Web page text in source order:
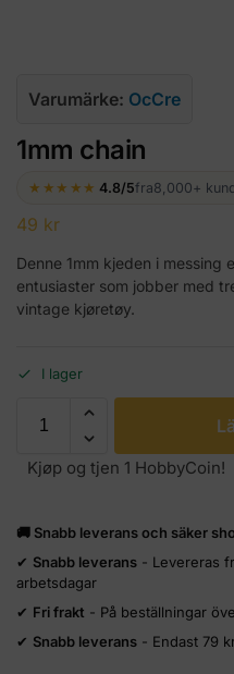
Varumärke: OcCre
1mm chain
★★★★★ 4.8/5fra8,000+
49 kr
Denne 1mm kjeden i
entusiaster som jobber med
vintage kjøretøy.
I lager
Kjøp og tjen 1 HobbyCoin!
🚚 Snabb leverans och säker
✔ Snabb leverans - Levereras
arbetsdagar
✔ Fri frakt - På beställningar
✔ Snabb leverans - Endast 79